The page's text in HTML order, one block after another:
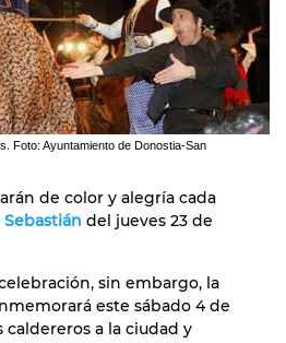
Foto: Ayuntamiento de Donostia-San
de color y alegría cada
del jueves 23 de
sin embargo, la
este sábado 4 de
a la ciudad y